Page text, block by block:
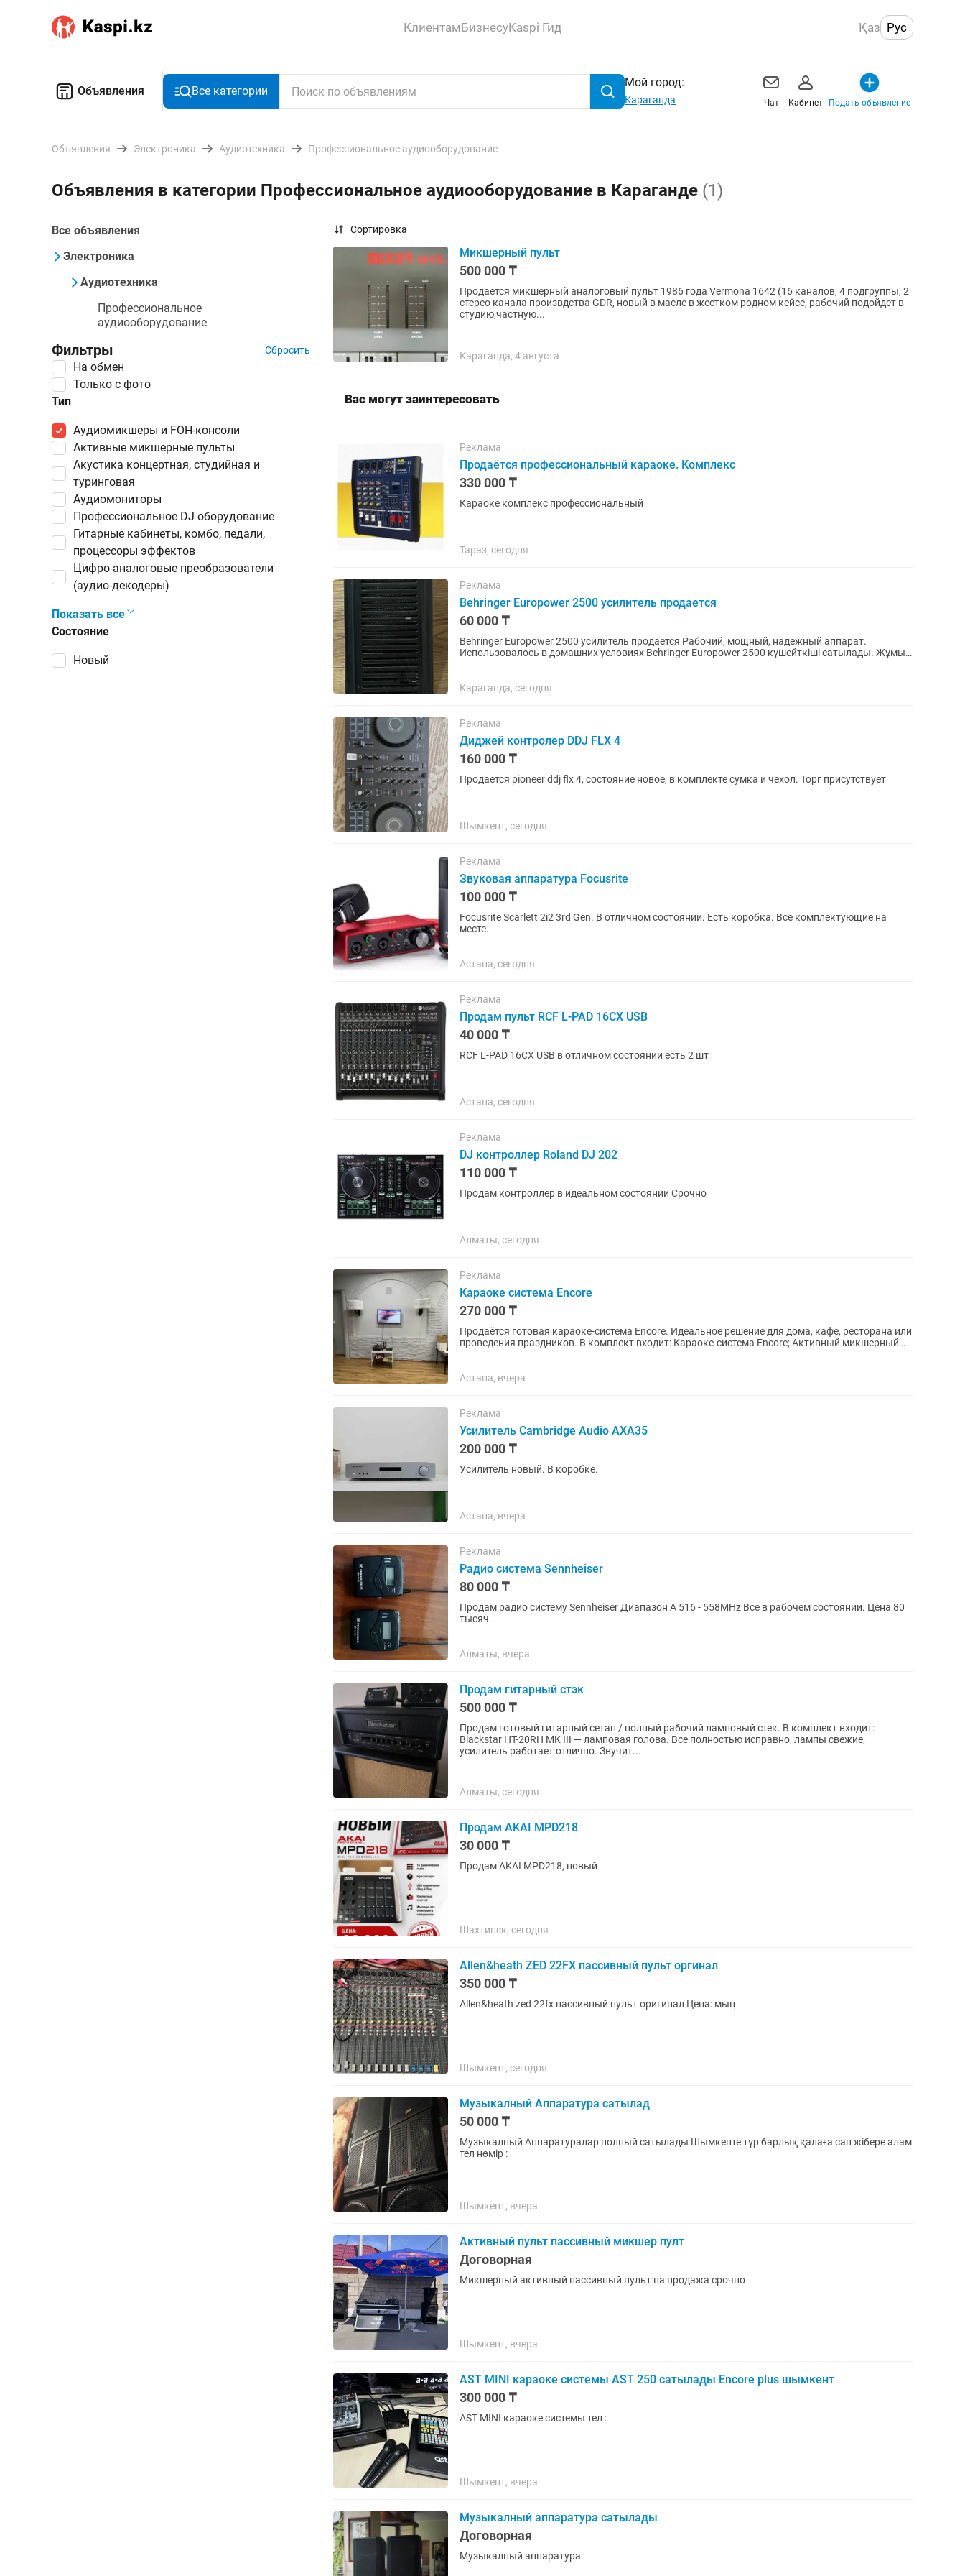
КлиентамБизнесуKaspi Гид Қаз Рус
Объявления Все категории
Мой город:
Караганда Чат Кабинет Подать объявление
Объявления Электроника Аудиотехника Профессиональное аудиооборудование
Объявления в категории Профессиональное аудиооборудование в Караганде (1)
Все объявления
Электроника
Аудиотехника
Профессиональное
аудиооборудование
Фильтры Сбросить
Тип
аудиомикшеры и FOH-консоли
активные микшерные пульты
акустика концертная, студийная и
туринговая
аудиомониторы
профессиональное DJ оборудование
гитарные кабинеты, комбо, педали,
процессоры эффектов
цифро-аналоговые преобразователи
(аудио-декодеры)
Показать все
Состояние
Новый
На обмен
Только с фото
Сортировка
Микшерный пульт
500 000 ₸
Продается микшерный аналоговый пульт 1986 года Vermona 1642 (16 каналов, 4 подгруппы, 2
стерео канала произвдства GDR, новый в масле в жестком родном кейсе, рабочий подойдет в
студию,частную...
Караганда, 4 августа
Вас могут заинтересовать
Реклама
Продаётся профессиональный караоке. Комплекс
330 000 ₸
Караоке комплекс профессиональный
Тараз, сегодня
Реклама
Behringer Europower 2500 усилитель продается
60 000 ₸
Behringer Europower 2500 усилитель продается Рабочий, мощный, надежный аппарат.
Использовалось в домашних условиях Behringer Europower 2500 күшейткіші сатылады. Жұмыс
Караганда, сегодня
Реклама
Диджей контролер DDJ FLX 4
160 000 ₸
Продается pioneer ddj flx 4, состояние новое, в комплекте сумка и чехол. Торг присутствует
Шымкент, сегодня
Реклама
Звуковая аппаратура Focusrite
100 000 ₸
Focusrite Scarlett 2i2 3rd Gen. В отличном состоянии. Есть коробка. Все комплектующие на
месте.
Астана, сегодня
Реклама
Продам пульт RCF L-PAD 16CX USB
40 000 ₸
RCF L-PAD 16CX USB в отличном состоянии есть 2 шт
Астана, сегодня
Реклама
DJ контроллер Roland DJ 202
110 000 ₸
Продам контроллер в идеальном состоянии Срочно
Алматы, сегодня
Реклама
Караоке система Encore
270 000 ₸
Продаётся готовая караоке-система Encore. Идеальное решение для дома, кафе, ресторана или
проведения праздников. В комплект входит: Караоке-система Encore; Активный микшерный
Астана, вчера
Реклама
Усилитель Cambridge Audio AXA35
200 000 ₸
Усилитель новый. В коробке.
Астана, вчера
Реклама
Радио система Sennheiser
80 000 ₸
Продам радио систему Sennheiser Диапазон А 516 - 558MHz Все в рабочем состоянии. Цена 80
тысяч.
Алматы, вчера
Продам гитарный стэк
500 000 ₸
Продам готовый гитарный сетап / полный рабочий ламповый стек. В комплект входит:
Blackstar HT-20RH MK III — ламповая голова. Все полностью исправно, лампы свежие,
усилитель работает отлично. Звучит...
Алматы, сегодня
Продам AKAI MPD218
30 000 ₸
Продам AKAI MPD218, новый
Шахтинск, сегодня
Allen&heath ZED 22FX пассивный пульт оргинал
350 000 ₸
Allen&heath zed 22fx пассивный пульт оригинал Цена: мың
Шымкент, сегодня
Музыкалный Аппаратура сатылад
50 000 ₸
Музыкалный Аппаратуралар полный сатылады Шымкенте тұр барлық қалаға сап жібере алам
тел нөмір :
Шымкент, вчера
Активный пульт пассивный микшер пулт
Договорная
Микшерный активный пассивный пульт на продажа срочно
Шымкент, вчера
AST MINI караоке системы AST 250 сатылады Encore plus шымкент
300 000 ₸
AST MINI караоке системы тел :
Шымкент, вчера
Музыкалный аппаратура сатылады
Договорная
Музыкалный аппаратура